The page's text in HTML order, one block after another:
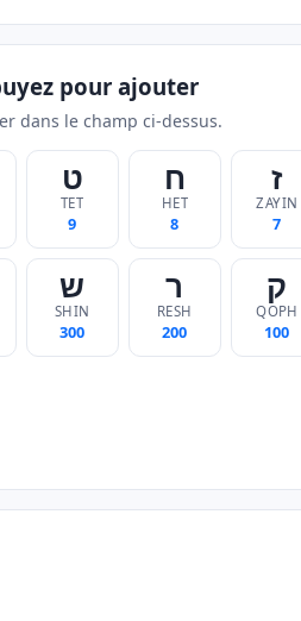
pour ajouter
dans le champ ci-dessus.
ז
ZAYIN
7
ח
HET
8
ט
TET
9
ק
QOPH
100
ר
RESH
200
ש
SHIN
300